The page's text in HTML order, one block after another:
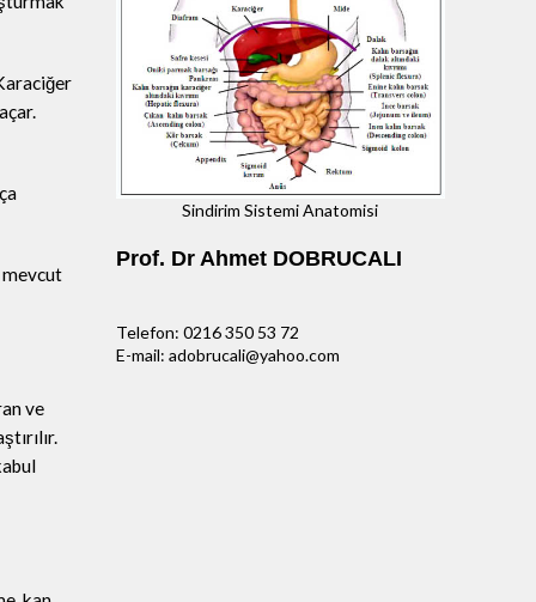
mevcut
ve
Sindirim Sistemi Anatomisi
Prof. Dr Ahmet DOBRUCALI
Telefon: 0216 350 53 72
E-mail: adobrucali@yahoo.com